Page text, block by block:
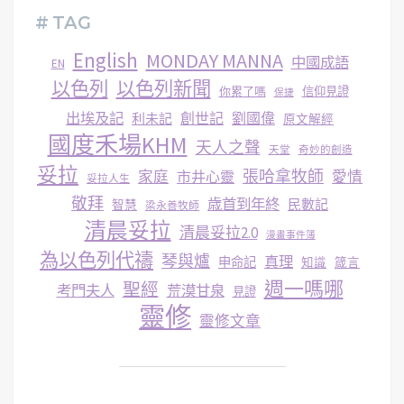
# TAG
EN English MONDAY MANNA 中國成語
以色列 以色列新聞 你累了嗎 保捷 信仰見證
出埃及記 利未記 創世記 劉國偉 原文解經
國度禾場KHM 天人之聲 天堂 奇妙的創造
妥拉 妥拉人生 家庭 市井心靈 張哈拿牧師 愛情
敬拜 智慧 梁永善牧師 歳首到年終 民數記
清晨妥拉 清晨妥拉2.0 漫畫事件簿
為以色列代禱 琴與爐 申命記 真理 知識 箴言
考門夫人 聖經 荒漠甘泉 見證 週一嗎哪
靈修 靈修文章